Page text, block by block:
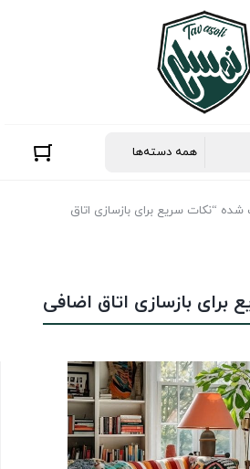
“نکات سریع برای بازسازی اتاق
برای بازسازی اتاق اضافی